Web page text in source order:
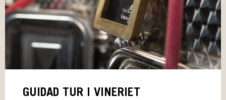
GUIDAD TUR I VINERIET